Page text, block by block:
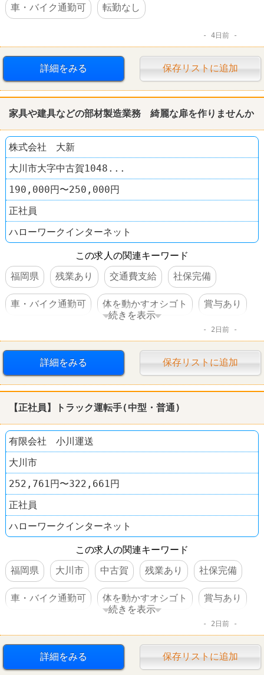
車・バイク通勤可 転勤なし
4日前
詳細をみる 保存リストに追加
家具や建具などの部材製造業務 綺麗な扉を作りませんか
株式会社 大新
大川市大字中古賀1048...
190,000円〜250,000円
正社員
ハローワークインターネット
この求人の関連キーワード
福岡県
残業あり 交通費支給 社保完備
車・バイク通勤可 体を動かすオシゴト 賞与あり
続きを表示
2日前
詳細をみる 保存リストに追加
【正社員】トラック運転手(中型・普通)
有限会社 小川運送
大川市
252,761円〜322,661円
正社員
ハローワークインターネット
この求人の関連キーワード
福岡県
大川市 中古賀 残業あり 社保完備
車・バイク通勤可 体を動かすオシゴト 賞与あり
続きを表示
2日前
詳細をみる 保存リストに追加